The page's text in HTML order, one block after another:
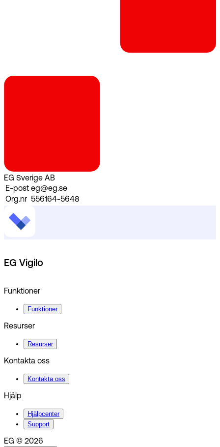
EG Sverige AB
E-post eg@eg.se
Org.nr 556164-5648
EG Vigilo
Funktioner
Funktioner
Resurser
Resurser
Kontakta oss
Kontakta oss
Hjälp
Hjälpcenter
Support
EG © 2026